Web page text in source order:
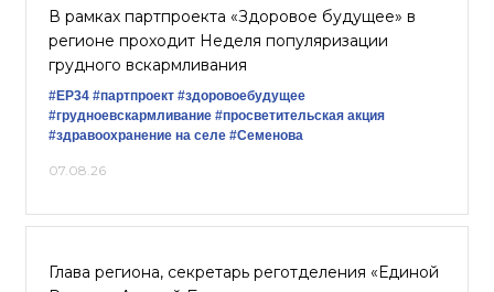
В рамках партпроекта «Здоровое будущее» в
регионе проходит Неделя популяризации
грудного вскармливания
#ЕР34 #партпроект #здоровоебудущее
#грудноевскармливание #просветительская акция
#здравоохранение на селе #Семенова
07.08.26
Глава региона, секретарь реготделения «Единой